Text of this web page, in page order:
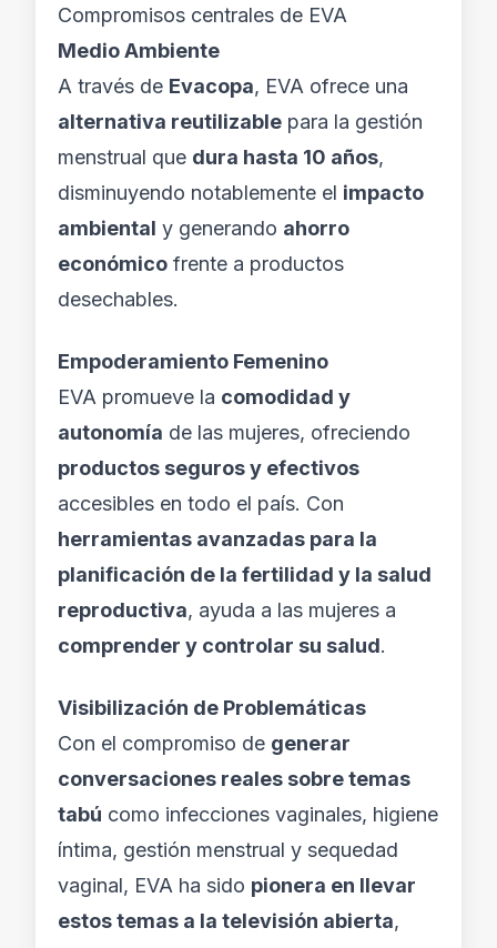
Compromisos centrales de EVA
Medio Ambiente
A través de Evacopa, EVA ofrece una
alternativa reutilizable para la gestión
menstrual que dura hasta 10 años,
disminuyendo notablemente el impacto
ambiental y generando ahorro
económico frente a productos
desechables.
Empoderamiento Femenino
EVA promueve la comodidad y
autonomía de las mujeres, ofreciendo
productos seguros y efectivos
accesibles en todo el país. Con
herramientas avanzadas para la
planificación de la fertilidad y la salud
reproductiva, ayuda a las mujeres a
comprender y controlar su salud.
Visibilización de Problemáticas
Con el compromiso de generar
conversaciones reales sobre temas
tabú como infecciones vaginales, higiene
íntima, gestión menstrual y sequedad
vaginal, EVA ha sido pionera en llevar
estos temas a la televisión abierta,